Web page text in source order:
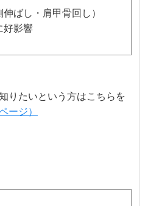
ばし・肩甲骨回し）
好影響
りたいという方はこちらを
ージ）